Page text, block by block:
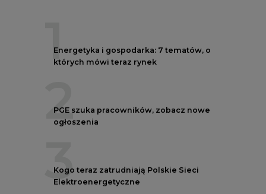
1
Energetyka i gospodarka: 7 tematów, o
których mówi teraz rynek
2
PGE szuka pracowników, zobacz nowe
ogłoszenia
3
Kogo teraz zatrudniają Polskie Sieci
Elektroenergetyczne